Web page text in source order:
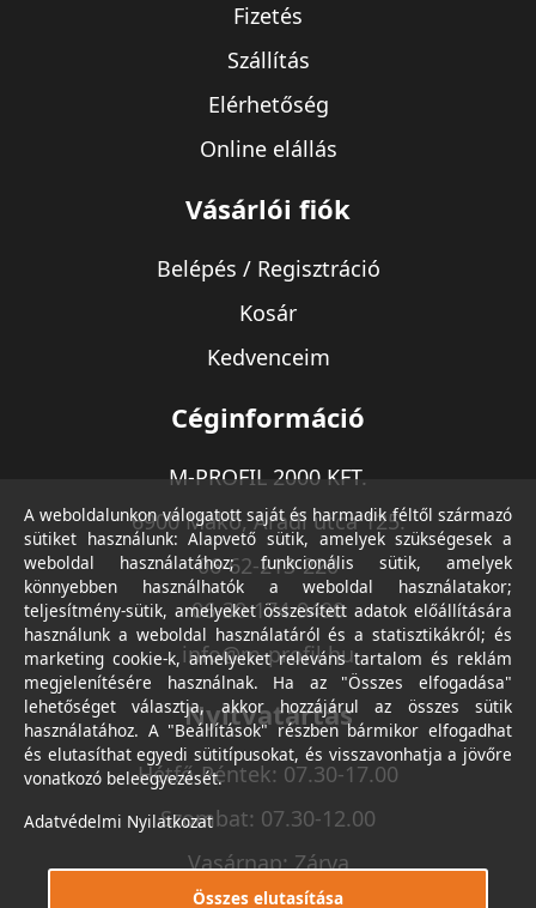
Fizetés
Szállítás
Elérhetőség
Online elállás
Vásárlói fiók
Belépés / Regisztráció
Kosár
Kedvenceim
Céginformáció
M-PROFIL 2000 KFT.
6900 Makó, Aradi utca 125.
06-62-213-220
06-30-174-9490
info@m-profil.hu
Nyitvatartás
Hétfő-Péntek: 07.30-17.00
Szombat: 07.30-12.00
Vasárnap: Zárva
A weboldalunkon válogatott saját és harmadik féltől származó
sütiket használunk: Alapvető sütik, amelyek szükségesek a
weboldal használatához; funkcionális sütik, amelyek
könnyebben használhatók a weboldal használatakor;
teljesítmény-sütik, amelyeket összesített adatok előállítására
használunk a weboldal használatáról és a statisztikákról; és
marketing cookie-k, amelyeket releváns tartalom és reklám
megjelenítésére használnak. Ha az "Összes elfogadása"
lehetőséget választja, akkor hozzájárul az összes sütik
használatához. A "Beállítások" részben bármikor elfogadhat
és elutasíthat egyedi sütitípusokat, és visszavonhatja a jövőre
vonatkozó beleegyezését.
Adatvédelmi Nyilatkozat
Összes elutasítása